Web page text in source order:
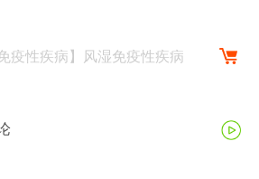
疫性疾病】风湿免疫性疾病